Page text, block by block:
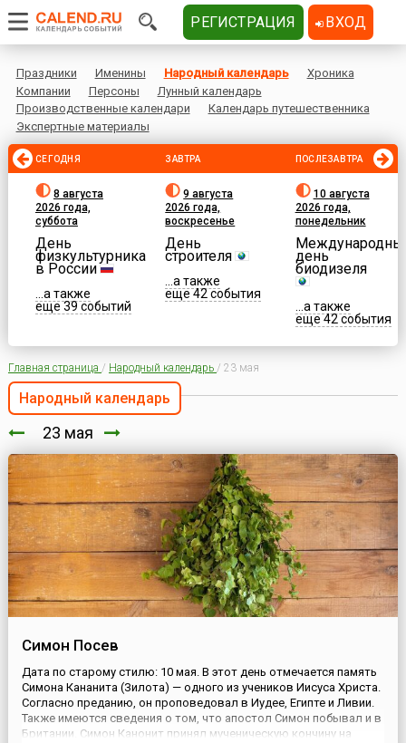
Праздники Именины Народный календарь
Хроника
Компании
Персоны
Лунный календарь
Производственные календари
Календарь путешественника
Экспертные материалы
СЕГОДНЯ
8 августа
2026 года,
суббота
День
физкультурника
в России
...а также
еще 39 событий
ЗАВТРА
9 августа
2026 года,
воскресенье
День
строителя
...а также
еще 42 события
ПОСЛЕЗАВТРА
10 августа
2026 года,
понедельник
день
биодизеля
...а также
еще 42 события
Главная страница / Народный календарь / 23 мая
Народный календарь
23 мая
Симон Посев
Дата по старому стилю: 10 мая. В этот день отмечается память
Симона Кананита (Зилота) — одного из учеников Иисуса Христа.
Согласно преданию, он проповедовал в Иудее, Египте и Ливии.
Также имеются сведения о том, что апостол Симон побывал и в
Британии. Симон Канонит принял мученическую кончину на
РЕГИСТРАЦИЯ ВХОД